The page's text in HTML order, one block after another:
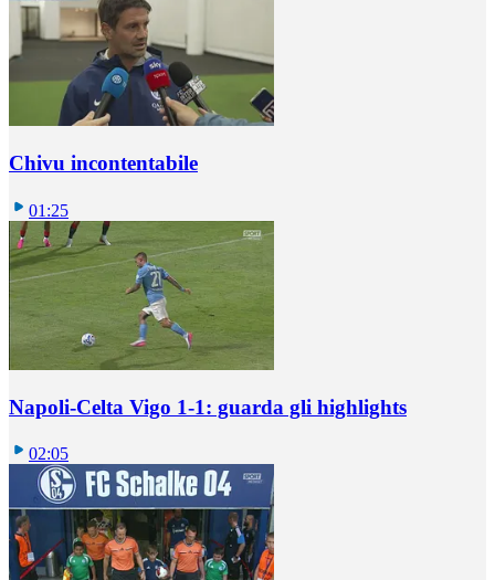
Chivu incontentabile
01:25
Napoli-Celta Vigo 1-1: guarda gli highlights
02:05